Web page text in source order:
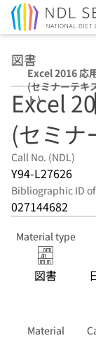
図書
Excel 2016 応
(セミナーテキ
ト)
Excel
(セミナ
Call No. (NDL)
Y94-L27626
Bibliographic ID
027144682
Material type
図書
Material